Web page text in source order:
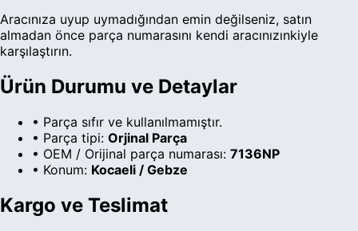
Aracınıza uyup uymadığından emin değilseniz, satın
almadan önce parça numarasını kendi aracınızınkiyle
karşılaştırın.
Ürün Durumu ve Detaylar
• Parça sıfır ve kullanılmamıştır.
• Parça tipi: Orjinal Parça
• OEM / Orijinal parça numarası: 7136NP
• Konum: Kocaeli / Gebze
Kargo ve Teslimat